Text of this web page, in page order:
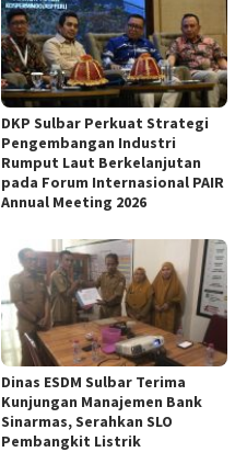
DKP Sulbar Perkuat Strategi
Pengembangan Industri
Rumput Laut Berkelanjutan
pada Forum Internasional PAIR
Annual Meeting 2026
Dinas ESDM Sulbar Terima
Kunjungan Manajemen Bank
Sinarmas, Serahkan SLO
Pembangkit Listrik